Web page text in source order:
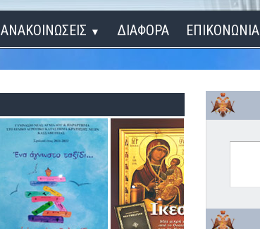
ΑΝΑΚΟΙΝΩΣΕΙΣ ▼
ΔΙΔΑΞΟΝ ΜΕ, ΚΥΡΙΕ
ΓΙΑ ΤΟΥΣ ΜΙΚΡΟΥΣ ΜΑΣ ΦΙΛΟΥΣ
ΡΑΔΙΟΦΩΝΙΚΕΣ ΕΚΠΟΜΠΕΣ
ΔΙΑΦΟΡΑ ΕΠΙΚΟΝΩΝΙΑ